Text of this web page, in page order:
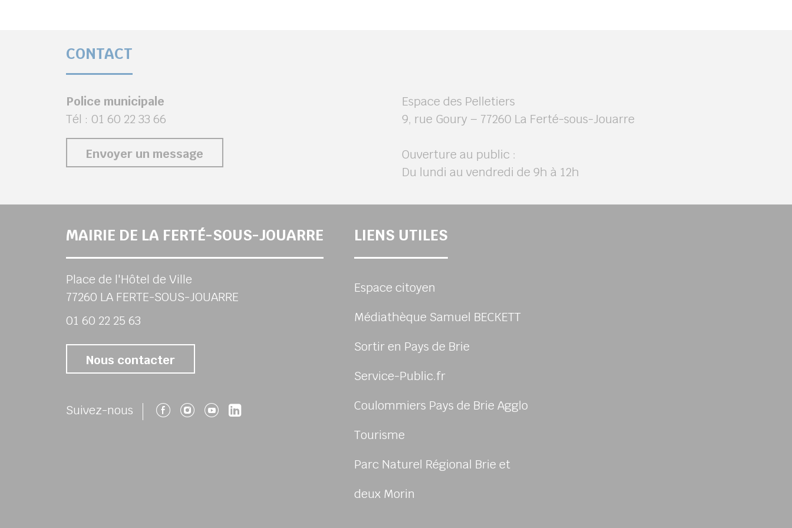
CONTACT
Police municipale
Tél : 01 60 22 33 66
Envoyer un message
Espace des Pelletiers
9, rue Goury – 77260 La Ferté-sous-Jouarre
Ouverture au public :
Du lundi au vendredi de 9h à 12h
MAIRIE DE LA FERTÉ-SOUS-JOUARRE
Place de l'Hôtel de Ville
77260 LA FERTE-SOUS-JOUARRE
01 60 22 25 63
Nous contacter
Suivez-nous Suivez-nous sur Facebook
Suivez-nous sur Instagram
Suivez-nous sur Youtube
Suivez-nous sur Linkedin
LIENS UTILES
Espace citoyen
Médiathèque Samuel BECKETT
Sortir en Pays de Brie
Service-Public.fr
Coulommiers Pays de Brie Agglo
Tourisme
Parc Naturel Régional Brie et
deux Morin